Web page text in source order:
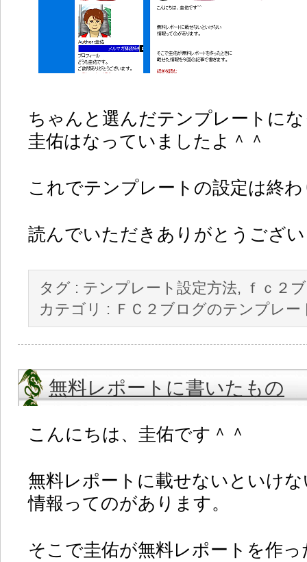
ちゃんと選んだテンプレートに
圭佑はなっていましたよ＾＾
これでテンプレートの設定は終
読んでいただきありがとうござ
タグ : テンプレート設定方法, ｆｃ２
カテゴリ : ＦＣ２ブログのテンプレー
無料レポートに書いたもの
こんにちは、圭佑です＾＾
無料レポートに載せないといけな
情報ってのがあります。
そこで圭佑が無料レポートを作